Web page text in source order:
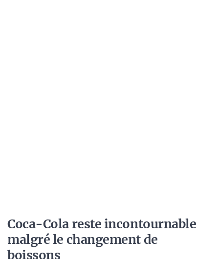
Coca-Cola reste incontournable
malgré le changement de
boissons